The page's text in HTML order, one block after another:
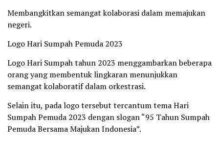
Membangkitkan semangat kolaborasi dalam memajukan
negeri.
Logo Hari Sumpah Pemuda 2023
Logo Hari Sumpah tahun 2023 menggambarkan beberapa
orang yang membentuk lingkaran menunjukkan
semangat kolaboratif dalam orkestrasi.
Selain itu, pada logo tersebut tercantum tema Hari
Sumpah Pemuda 2023 dengan slogan “95 Tahun Sumpah
Pemuda Bersama Majukan Indonesia”.